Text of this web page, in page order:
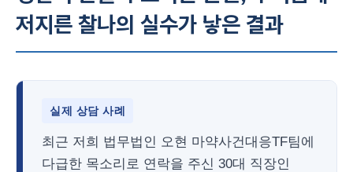
저지른 찰나의 실수가 낳은 결과
실제 상담 사례
최근 저희 법무법인 오현 마약사건대응TF팀에
다급한 목소리로 연락을 주신 30대 직장인